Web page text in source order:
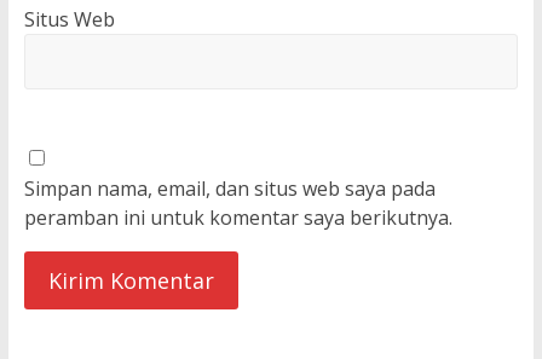
Situs Web
Simpan nama, email, dan situs web saya pada
peramban ini untuk komentar saya berikutnya.